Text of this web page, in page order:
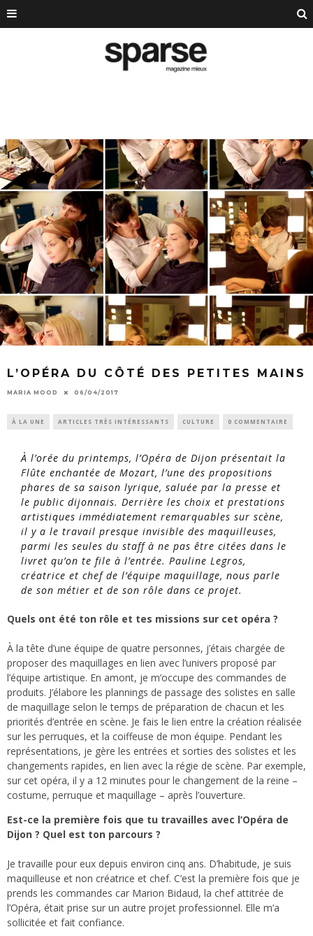
L’OPÉRA DU CÔTÉ DES PETITES MAINS
MARIA MOOD 06/04/2017
À LA UNE ARTICLES TRÈS INTÉRESSANTS CULTURE 0 COMMENTAIRE
À l’orée du printemps, l’Opéra de Dijon présentait la
Flûte enchantée de Mozart, l’une des propositions
phares de sa saison lyrique, saluée par la presse et
le public dijonnais. Derrière les choix et prestations
artistiques immédiatement remarquables sur scène,
il y a le travail presque invisible des maquilleuses,
parmi les seules du staff à ne pas être citées dans le
livret qu’on te file à l’entrée. Pauline Legros,
créatrice et chef de l’équipe maquillage, nous parle
de son métier et de son rôle dans ce projet.
Quels ont été ton rôle et tes missions sur cet opéra ?
À la tête d’une équipe de quatre personnes, j’étais chargée de
proposer des maquillages en lien avec l’univers proposé par
l’équipe artistique. En amont, je m’occupe des commandes de
produits. J’élabore les plannings de passage des solistes en salle
de maquillage selon le temps de préparation de chacun et les
priorités d’entrée en scène. Je fais le lien entre la création réalisée
sur les perruques, et la coiffeuse de mon équipe. Pendant les
représentations, je gère les entrées et sorties des solistes et les
changements rapides, en lien avec la régie de scène. Par exemple,
sur cet opéra, il y a 12 minutes pour le changement de la reine –
costume, perruque et maquillage – après l’ouverture.
Est-ce la première fois que tu travailles avec l’Opéra de
Dijon ? Quel est ton parcours ?
Je travaille pour eux depuis environ cinq ans. D’habitude, je suis
maquilleuse et non créatrice et chef. C’est la première fois que je
prends les commandes car Marion Bidaud, la chef attitrée de
l’Opéra, était prise sur un autre projet professionnel. Elle m’a
sollicitée et fait confiance.